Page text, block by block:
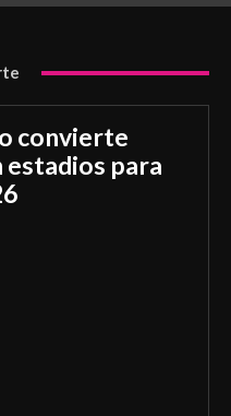
convierte
estadios para